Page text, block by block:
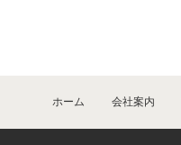
ホーム 会社案内